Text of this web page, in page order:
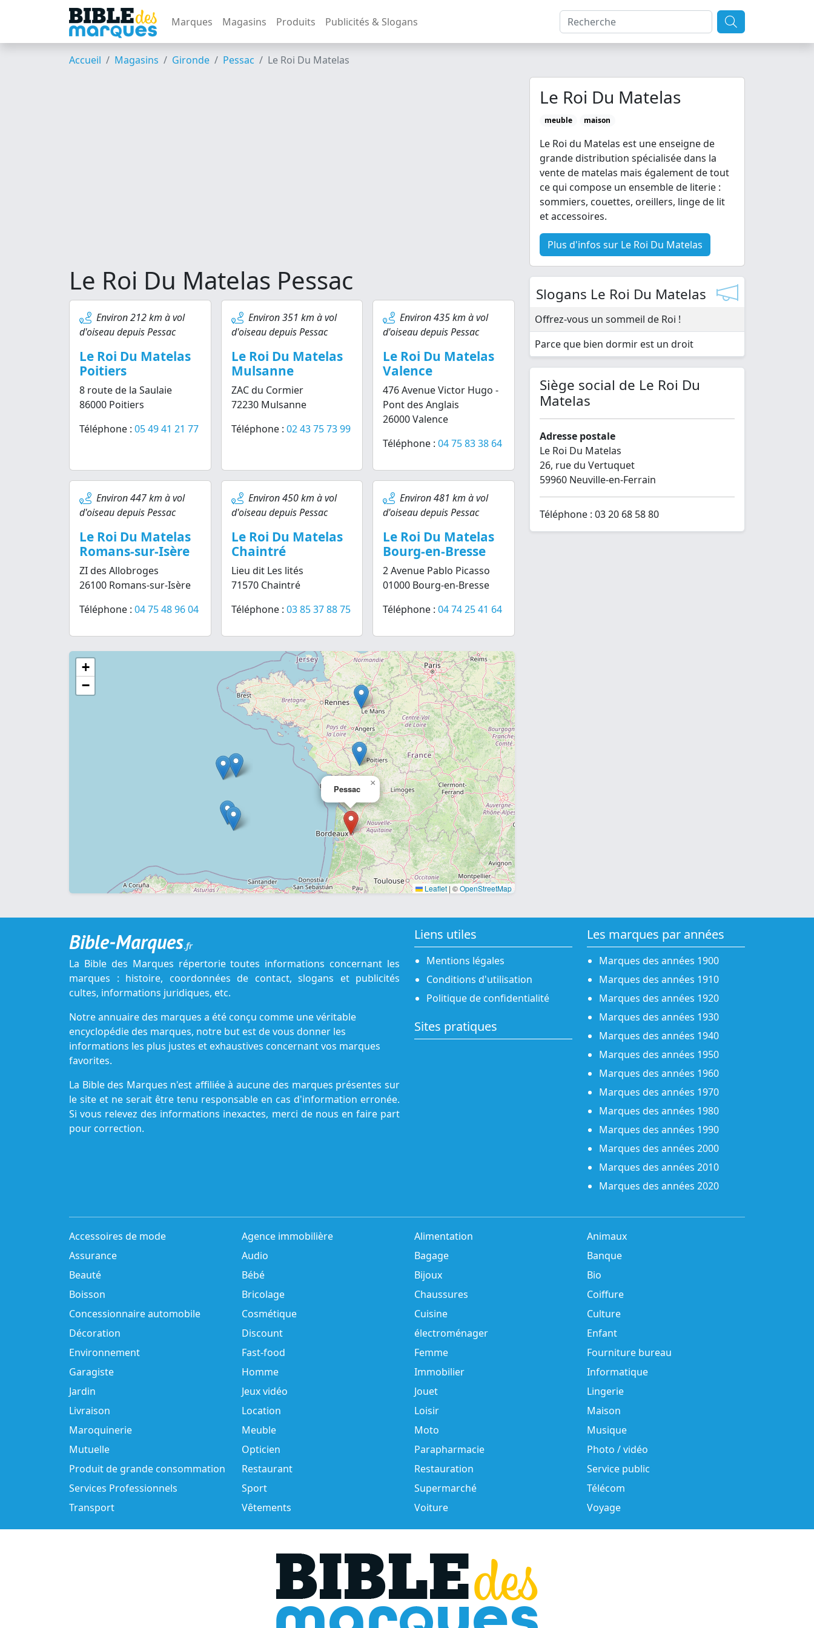
Marques Magasins Produits Publicités & Slogans
Accueil Magasins Gironde Pessac Le Roi Du Matelas
Le Roi Du Matelas Pessac
Environ 212 km à vol
d'oiseau depuis Pessac
Le Roi Du Matelas
Poitiers
8 route de la Saulaie
86000 Poitiers
Téléphone : 05 49 41 21 77
Environ 351 km à vol
d'oiseau depuis Pessac
Le Roi Du Matelas
Mulsanne
ZAC du Cormier
72230 Mulsanne
Téléphone : 02 43 75 73 99
Environ 435 km à vol
d'oiseau depuis Pessac
Le Roi Du Matelas
Valence
476 Avenue Victor Hugo -
Pont des Anglais
26000 Valence
Téléphone :04 75 83 38 64
Environ 447 km à vol
d'oiseau depuis Pessac
Le Roi Du Matelas
Romans-sur-Isère
ZI des Allobroges
26100 Romans-sur-Isère
Téléphone : 04 75 48 96 04
Environ 450 km à vol
d'oiseau depuis Pessac
Le Roi Du Matelas
Chaintré
Lieu dit Les lités
71570 Chaintré
Téléphone : 03 85 37 88 75
Environ 481 km à vol
d'oiseau depuis Pessac
Le Roi Du Matelas
Bourg-en-Bresse
2 Avenue Pablo Picasso
01000 Bourg-en-Bresse
Téléphone :04 74 25 41 64
Pessac
×
+
−
Leaflet | ©OpenStreetMap
Le Roi Du Matelas
meuble maison
Le Roi du Matelas est une enseigne de
grande distribution spécialisée dans la
vente de matelas mais également de tout
ce qui compose un ensemble de literie :
sommiers, couettes, oreillers, linge de lit
et accessoires.
Plus d'infos sur Le Roi Du Matelas
Slogans Le Roi Du Matelas
Offrez-vous un sommeil de Roi !
Parce que bien dormir est un droit
Siège social de Le Roi Du
Matelas
Adresse postale
Le Roi Du Matelas
26, rue du Vertuquet
59960 Neuville-en-Ferrain
Téléphone : 03 20 68 58 80
Bible-Marques.fr
La Bible des Marques répertorie toutes informations concernant les
marques : histoire, coordonnées de contact, slogans et publicités
cultes, informations juridiques, etc.
Notre annuaire des marques a été conçu comme une véritable
encyclopédie des marques, notre but est de vous donner les
informations les plus justes et exhaustives concernant vos marques
favorites.
La Bible des Marques n'est affiliée à aucune des marques présentes sur
le site et ne serait être tenu responsable en cas d'information erronée.
Si vous relevez des informations inexactes, merci de nous en faire part
pour correction.
Liens utiles
Mentions légales
Conditions d'utilisation
Politique de confidentialité
Sites pratiques
Les marques par années
Marques des années 1900
Marques des années 1910
Marques des années 1920
Marques des années 1930
Marques des années 1940
Marques des années 1950
Marques des années 1960
Marques des années 1970
Marques des années 1980
Marques des années 1990
Marques des années 2000
Marques des années 2010
Marques des années 2020
Accessoires de mode Agence immobilière Alimentation
Animaux
Assurance
Audio Bagage
Banque
Beauté
Bébé Bijoux
Bio
Boisson
Bricolage Chaussures
Coiffure
Concessionnaire automobile
Cosmétique Cuisine
Culture
Décoration
Discount électroménager
Enfant
Environnement
Fast-food Femme
Fourniture bureau
Garagiste
Homme Immobilier
Informatique
Jardin
Jeux vidéo Jouet
Lingerie
Livraison
Location Loisir
Maison
Maroquinerie
Meuble Moto
Musique
Mutuelle
Opticien Parapharmacie
Photo / vidéo
Produit de grande consommation
Restaurant Restauration
Service public
Services Professionnels
Sport Supermarché
Télécom
Transport
Vêtements Voiture Voyage